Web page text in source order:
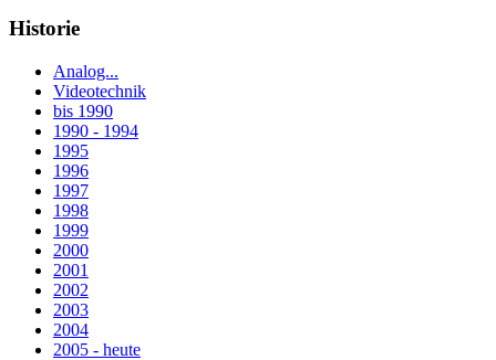
Historie
Analog...
Videotechnik
bis 1990
1990 - 1994
1995
1996
1997
1998
1999
2000
2001
2002
2003
2004
2005 - heute